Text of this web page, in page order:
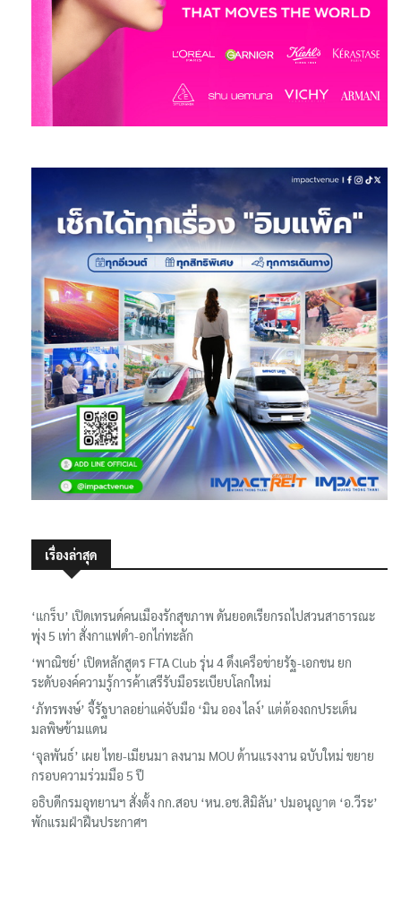
เรื่องล่าสุด
‘แกร็บ’ เปิดเทรนด์คนเมืองรักสุขภาพ ดันยอดเรียกรถไปสวนสาธารณะ
พุ่ง 5 เท่า สั่งกาแฟดำ-อกไก่ทะลัก
‘พาณิชย์’ เปิดหลักสูตร FTA Club รุ่น 4 ดึงเครือข่ายรัฐ-เอกชน ยก
ระดับองค์ความรู้การค้าเสรีรับมือระเบียบโลกใหม่
‘ภัทรพงษ์’ จี้รัฐบาลอย่าแค่จับมือ ‘มิน ออง ไลง์’ แต่ต้องถกประเด็น
มลพิษข้ามแดน
‘จุลพันธ์’ เผย ไทย-เมียนมา ลงนาม MOU ด้านแรงงาน ฉบับใหม่ ขยาย
กรอบความร่วมมือ 5 ปี
อธิบดีกรมอุทยานฯ​ สั่งตั้ง กก.สอบ ‘หน.อช.สิมิลัน’ ปมอนุญาต ‘อ.วีระ’
พักแรมฝ่าฝืนประกาศฯ